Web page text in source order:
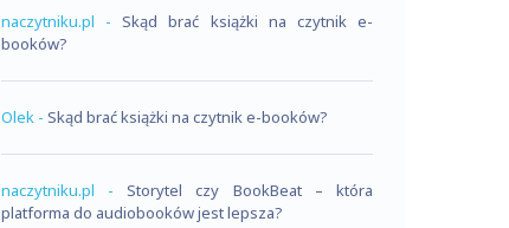
naczytniku.pl - Skąd brać książki na czytnik e-
booków?
Olek - Skąd brać książki na czytnik e-booków?
naczytniku.pl - Storytel czy BookBeat – która
platforma do audiobooków jest lepsza?